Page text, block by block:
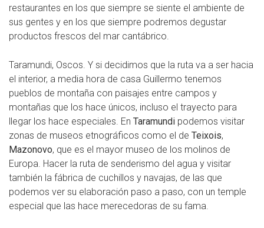
restaurantes en los que siempre se siente el ambiente de
sus gentes y en los que siempre podremos degustar
productos frescos del mar cantábrico.
Taramundi, Oscos. Y si decidimos que la ruta va a ser hacia
el interior, a media hora de casa Guillermo tenemos
pueblos de montaña con paisajes entre campos y
montañas que los hace únicos, incluso el trayecto para
llegar los hace especiales. En Taramundi podemos visitar
zonas de museos etnográficos como el de Teixois,
Mazonovo, que es el mayor museo de los molinos de
Europa. Hacer la ruta de senderismo del agua y visitar
también la fábrica de cuchillos y navajas, de las que
podemos ver su elaboración paso a paso, con un temple
especial que las hace merecedoras de su fama.